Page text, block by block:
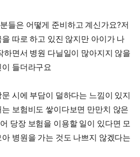
들은 어떻게 준비하고 계신가요?저
따로 하고 있진 않지만 아이가 나
하면서 병원 다닐일이 많아지지 않을
들더라구요
시에 부담이 덜하다는 느낌이 있지
보험비도 쌓이다보면 만만치 않은
당장 보험을 이용할 일이 있다면 모
병원을 가는 것도 나쁘지 않겠다는